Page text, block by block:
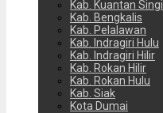
Kab. Kuantan
Kab. Bengkalis
Kab. Pelalawan
Kab. Indragiri Hulu
Kab. Indragiri Hilir
Kab. Rokan Hilir
Kab. Rokan Hulu
Kab. Siak
Kota Dumai